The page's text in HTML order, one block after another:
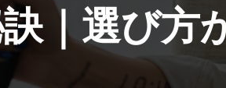
｜選び方